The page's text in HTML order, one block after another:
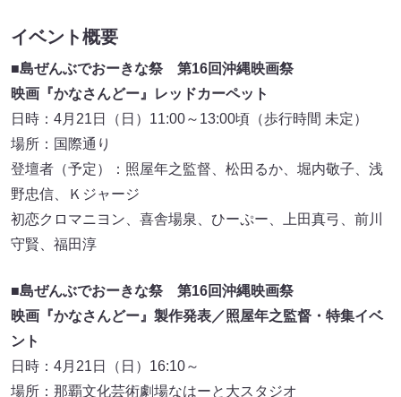
イベント概要
■島ぜんぶでおーきな祭 第16回沖縄映画祭
映画『かなさんどー』レッドカーペット
日時：4月21日（日）11:00～13:00頃（歩行時間 未定）
場所：国際通り
登壇者（予定）：照屋年之監督、松田るか、堀内敬子、浅
野忠信、Ｋジャージ
初恋クロマニヨン、喜舎場泉、ひーぷー、上田真弓、前川
守賢、福田淳
■島ぜんぶでおーきな祭 第16回沖縄映画祭
映画『かなさんどー』製作発表／照屋年之監督・特集イベ
ント
日時：4月21日（日）16:10～
場所：那覇文化芸術劇場なはーと大スタジオ